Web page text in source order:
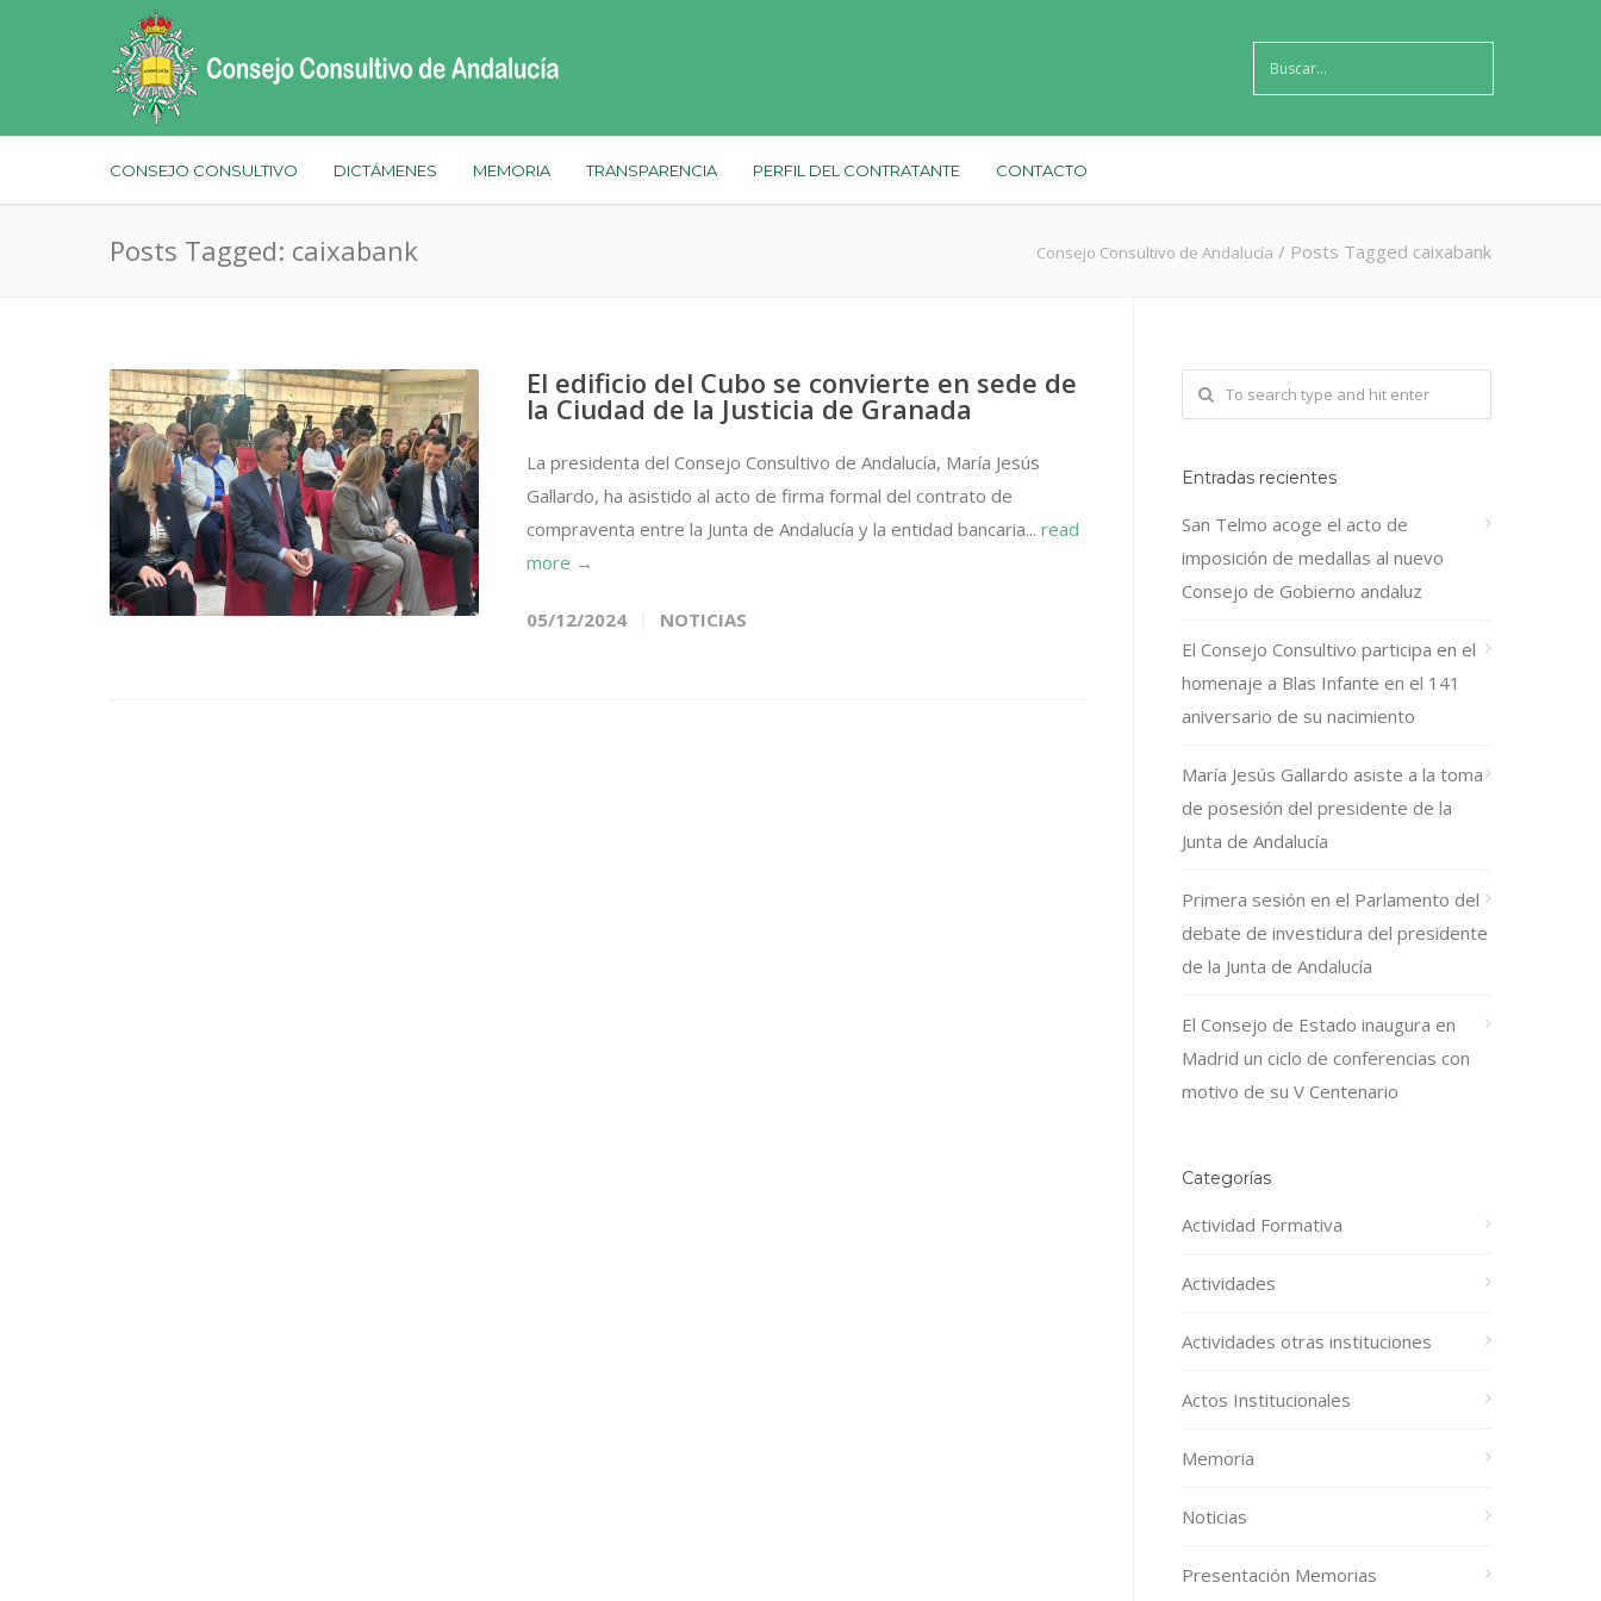
CONSEJO CONSULTIVO DICTÁMENES MEMORIA TRANSPARENCIA PERFIL DEL CONTRATANTE CONTACTO
Posts Tagged: caixabank Consejo Consultivo de Andalucía / Posts Tagged caixabank
El edificio del Cubo se convierte en sede de
la Ciudad de la Justicia de Granada
La presidenta del Consejo Consultivo de Andalucía, María Jesús
Gallardo, ha asistido al acto de firma formal del contrato de
compraventa entre la Junta de Andalucía y la entidad bancaria... read
more →
05/12/2024 NOTICIAS
Entradas recientes
San Telmo acoge el acto de
imposición de medallas al nuevo
Consejo de Gobierno andaluz
El Consejo Consultivo participa en el
homenaje a Blas Infante en el 141
aniversario de su nacimiento
María Jesús Gallardo asiste a la toma
de posesión del presidente de la
Junta de Andalucía
Primera sesión en el Parlamento del
debate de investidura del presidente
de la Junta de Andalucía
El Consejo de Estado inaugura en
Madrid un ciclo de conferencias con
motivo de su V Centenario
Categorías
Actividad Formativa
Actividades
Actividades otras instituciones
Actos Institucionales
Memoria
Noticias
Presentación Memorias